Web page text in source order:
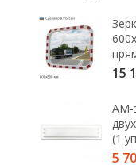
15
АМ-
(1
5